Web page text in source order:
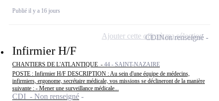
Publié il y a 16 jours
Infirmier H/F
CHANTIERS DE L'ATLANTIQUE - 44 - SAINT-NAZAIRE
POSTE : Infirmier H/F DESCRIPTION : Au sein d'une équipe de médecins,
infirmiers, ergonome, secrétaire médicale, vos missions se déclineront de la manière
suivante : - Mener une surveillance médicale...
CDI - Non renseigné
CDINon renseigné
Ajouter cette offre à ma sélection